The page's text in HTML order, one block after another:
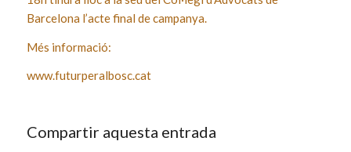
Barcelona l’acte final de campanya.
Més informació:
www.futurperalbosc.cat
Compartir aquesta entrada